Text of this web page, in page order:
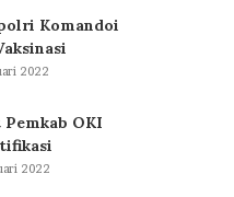
Komandoi
2022
Pemkab OKI
2022